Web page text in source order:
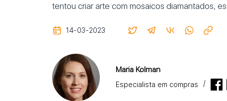
tentou criar arte com mosaicos diamantados,
14-03-2023
Maria Kolman
Especialista em compras